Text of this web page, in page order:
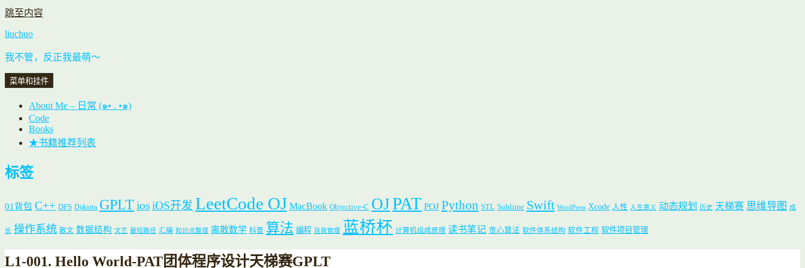
跳至内容
liuchuo
我不管，反正我最萌～
菜单和挂件
About Me – 日常 (๑• . •๑)
Code
Books
★书籍推荐列表
标签
01背包 C++ DFS Dijkstra GPLTiosiOS开发 LeetCode OJ MacBook Objective-C OJPAT POJ Python STL Sublime Swift WordPress Xcode 人性 人生意义 动态规划 历史 天梯赛 思维导图 成
长 操作系统 散文 数据结构 文艺 最短路径 汇编 知识点整理 离散数学 科普 算法 编程 自我管理 蓝桥杯 计算机组成原理 读书笔记 贪心算法 软件体系结构 软件工程 软件项目管理
L1-001. Hello World-PAT团体程序设计天梯赛GPLT